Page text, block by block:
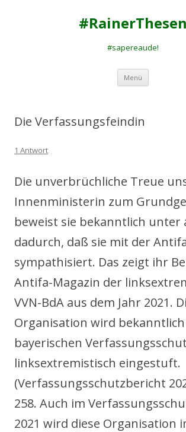
#RainerThesen
#sapereaude!
Menü Zum
springen
Die Verfassungsfeindin
1 Antwort
Die unverbrüchliche Treue
Innenministerin zum
beweist sie bekanntlich unter
dadurch, daß sie mit der
sympathisiert. Das zeigt ihr
Antifa-Magazin der
VVN-BdA aus dem Jahr 2021.
Organisation wird
bayerischen
linksextremistisch eingestuft.
(Verfassungsschutzbericht
258. Auch im
2021 wird diese Organisation